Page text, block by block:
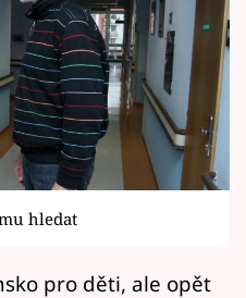
Vary
hledat
pro děti, ale opět